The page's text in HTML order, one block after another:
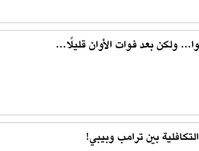
ولكن بعد فوات الأوان قليلًا...
بين ترامب وبيبي!